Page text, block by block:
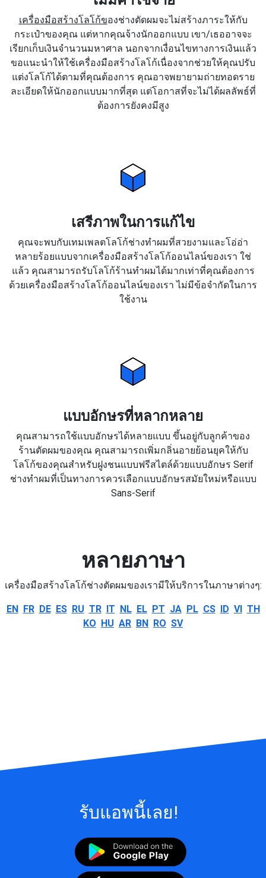
เครื่องมือสร้างโลโก้ของช่างตัดผมจะไม่สร้างภาระให้กับ
กระเป๋าของคุณ แต่หากคุณจ้างนักออกแบบ เขา/เธออาจจะ
เรียกเก็บเงินจำนวนมหาศาล นอกจากเงื่อนไขทางการเงินแล้ว
ขอแนะนำให้ใช้เครื่องมือสร้างโลโก้เนื่องจากช่วยให้คุณปรับ
แต่งโลโก้ได้ตามที่คุณต้องการ คุณอาจพยายามถ่ายทอดราย
ละเอียดให้นักออกแบบมากที่สุด แต่โอกาสที่จะไม่ได้ผลลัพธ์ที่
ต้องการยังคงมีสูง
เสรีภาพในการแก้ไข
คุณจะพบกับเทมเพลตโลโก้ช่างทำผมที่สวยงามและโอ่อ่า
หลายร้อยแบบจากเครื่องมือสร้างโลโก้ออนไลน์ของเรา ใช่
แล้ว คุณสามารถรับโลโก้ร้านทำผมได้มากเท่าที่คุณต้องการ
ด้วยเครื่องมือสร้างโลโก้ออนไลน์ของเรา ไม่มีข้อจำกัดในการ
ใช้งาน
แบบอักษรที่หลากหลาย
คุณสามารถใช้แบบอักษรได้หลายแบบ ขึ้นอยู่กับลูกค้าของ
ร้านตัดผมของคุณ คุณสามารถเพิ่มกลิ่นอายย้อนยุคให้กับ
โลโก้ของคุณสำหรับฝูงชนแบบฟรีสไตล์ด้วยแบบอักษร Serif
ช่างทำผมที่เป็นทางการควรเลือกแบบอักษรสมัยใหม่หรือแบบ
Sans-Serif
หลายภาษา
เครื่องมือสร้างโลโก้ช่างตัดผมของเรามีให้บริการในภาษาต่างๆ:
EN FR DE ES RU TR IT NL EL PT JA PL CS ID VI TH
KO HU AR BN RO SV
รับแอพนี้เลย!